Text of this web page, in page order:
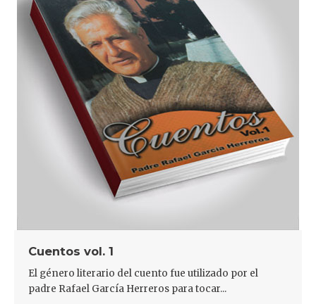
Cuentos vol. 1
El género literario del cuento fue utilizado por el
padre Rafael García Herreros para tocar...